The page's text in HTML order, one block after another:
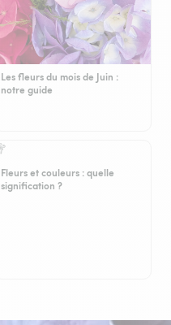
Les fleurs du mois de Juin :
notre guide
Fleurs et couleurs : quelle
signification ?